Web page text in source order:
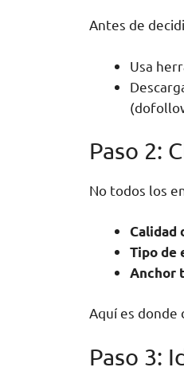
Antes de
Usa
Paso 2:
No todos los
Calidad
Tipo de
Anchor
Aquí es donde
Paso 3: